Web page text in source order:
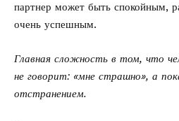
партнер может быть спокойным,
очень успешным.
Главная сложность в том, что
не говорит: «мне страшно», а
отстранением.